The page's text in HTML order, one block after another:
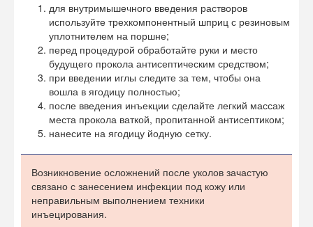
для внутримышечного введения растворов
используйте трехкомпонентный шприц с резиновым
уплотнителем на поршне;
перед процедурой обработайте руки и место
будущего прокола антисептическим средством;
при введении иглы следите за тем, чтобы она
вошла в ягодицу полностью;
после введения инъекции сделайте легкий массаж
места прокола ваткой, пропитанной антисептиком;
нанесите на ягодицу йодную сетку.
Возникновение осложнений после уколов зачастую
связано с занесением инфекции под кожу или
неправильным выполнением техники
инъецирования.